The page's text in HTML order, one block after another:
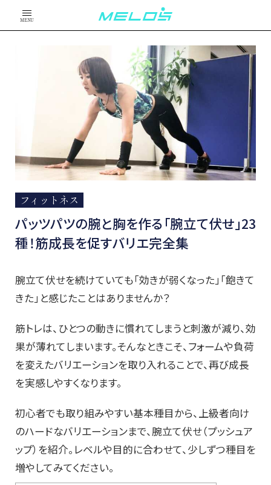
MENU
フィットネス
パッツパツの腕と胸を作る「腕立て伏せ」23
種！筋成長を促すバリエ完全集
腕立て伏せを続けていても「効きが弱くなった」「飽きて
きた」と感じたことはありませんか？
筋トレは、ひとつの動きに慣れてしまうと刺激が減り、効
果が薄れてしまいます。そんなときこそ、フォームや負荷
を変えたバリエーションを取り入れることで、再び成長
を実感しやすくなります。
初心者でも取り組みやすい基本種目から、上級者向け
のハードなバリエーションまで、腕立て伏せ（プッシュア
ップ）を紹介。レベルや目的に合わせて、少しずつ種目を
増やしてみてください。